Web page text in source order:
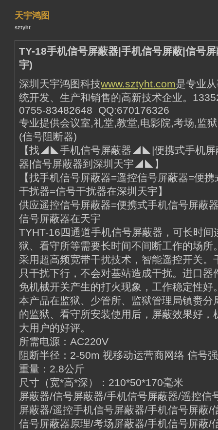
天宇鸿图
sztyht
TY-18手机信号屏蔽器|手机信号屏蔽|信号
宇)
深圳天宇鸿图科技www.sztyht.com是专业
统开发、生产和销售的高新技术企业。
0755-83482648 QQ:670176326
专业提供会议室,礼堂,教堂,电影院,考场,监
(信号阻断器)
【找◢◣手机信号屏蔽器◢◣|便携式手机屏
器|信号屏蔽器到深圳天宇◢◣】
【找手机信号屏蔽器=遥控信号屏蔽器=便
干扰器=信号干扰器在深圳天宇】
供应遥控信号屏蔽器=便携式手机信号屏蔽
信号屏蔽器在天宇
TYHT-16四通道手机信号屏蔽器，可长时
狱、看守所等需要长时间不间断工作的场所
采用超高频宽带干扰技术，智能遥控开关。
只干扰下行，不会对基站造成干扰。进口
免机械开关产生的打火现象，工作稳定性好
本产品在监狱、少管所、监狱管理局镇赉分
的监狱、看守所安装使用后，屏蔽效果好，
大用户的好评。
所需电源：AC220V
阻断半径：2-50m 视移动运营商网络 信号
重量：2.8公斤
尺寸（宽*高*深）：210*50*170毫米
屏蔽器/信号屏蔽器/手机信号屏蔽器/遥控信
屏蔽器/遥控手机信号屏蔽器/手机信号屏蔽/
信号屏蔽器原理/考场屏蔽器/手机信号屏蔽/